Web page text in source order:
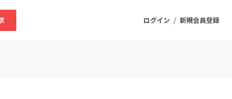
ログイン / 新規会員登録